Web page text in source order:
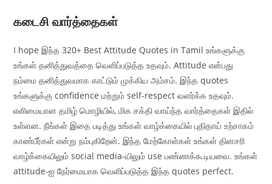
கடைசி வார்த்தைகள்
I hope இந்த 320+ Best Attitude Quotes in Tamil உங்களுக்கு
உங்கள் தனித்துவத்தை வெளிப்படுத்த உதவும். Attitude என்பது
நம்மை தனித்துவமாக காட்டும் முக்கிய அம்சம். இந்த quotes
உங்களுக்கு confidence மற்றும் self-respect வளர்க்க உதவும்.
எளிமையான தமிழ் மொழியில், மிக சக்தி வாய்ந்த வார்த்தைகள் இதில்
உள்ளன. நீங்கள் இதை படித்து உங்கள் வாழ்க்கையில் புதிதாய் உற்சாகம்
காண்பீர்கள் என்று நம்புகிறேன். இந்த மேற்கோள்கள் உங்கள் தினசரி
வாழ்க்கையிலும் social media-யிலும் use பண்ணக்கூடியவை. உங்கள்
attitude-ஐ நேர்மையாக வெளிப்படுத்த இந்த quotes perfect.